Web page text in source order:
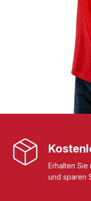
Erhalten Sie
und sparen